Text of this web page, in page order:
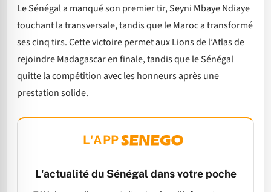
Le Sénégal a manqué son premier tir, Seyni Mbaye Ndiaye
touchant la transversale, tandis que le Maroc a transformé
ses cinq tirs. Cette victoire permet aux Lions de l’Atlas de
rejoindre Madagascar en finale, tandis que le Sénégal
quitte la compétition avec les honneurs après une
prestation solide.
L'APP
L'actualité du Sénégal dans votre poche